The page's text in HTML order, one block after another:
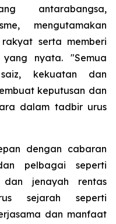
antarabangsa,
mengutamakan
serta memberi
nyata. "Semua
kekuatan dan
keputusan dan
dalam tadbir urus
dengan cabaran
pelbagai seperti
dan jenayah rentas
sejarah seperti
dan manfaat